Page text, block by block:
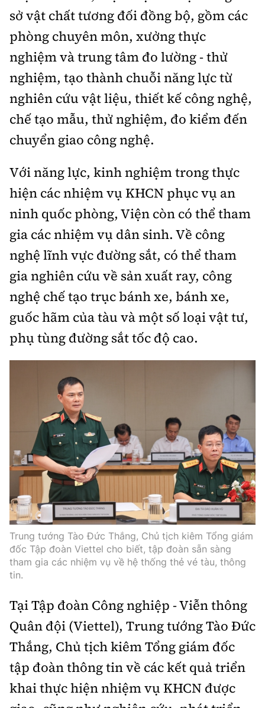
sở vật chất tương đối đồng bộ, gồm các
phòng chuyên môn, xưởng thực
nghiệm và trung tâm đo lường - thử
nghiệm, tạo thành chuỗi năng lực từ
nghiên cứu vật liệu, thiết kế công nghệ,
chế tạo mẫu, thử nghiệm, đo kiểm đến
chuyển giao công nghệ.
Với năng lực, kinh nghiệm trong thực
hiện các nhiệm vụ KHCN phục vụ an
ninh quốc phòng, Viện còn có thể tham
gia các nhiệm vụ dân sinh. Về công
nghệ lĩnh vực đường sắt, có thể tham
gia nghiên cứu về sản xuất ray, công
nghệ chế tạo trục bánh xe, bánh xe,
guốc hãm của tàu và một số loại vật tư,
phụ tùng đường sắt tốc độ cao.
Trung tướng Tào Đức Thắng, Chủ tịch kiêm Tổng giám
đốc Tập đoàn Viettel cho biết, tập đoàn sẵn sàng
tham gia các nhiệm vụ về hệ thống thẻ vé tàu, thông
tin.
Tại Tập đoàn Công nghiệp - Viễn thông
Quân đội (Viettel), Trung tướng Tào Đức
Thắng, Chủ tịch kiêm Tổng giám đốc
tập đoàn thông tin về các kết quả triển
khai thực hiện nhiệm vụ KHCN được